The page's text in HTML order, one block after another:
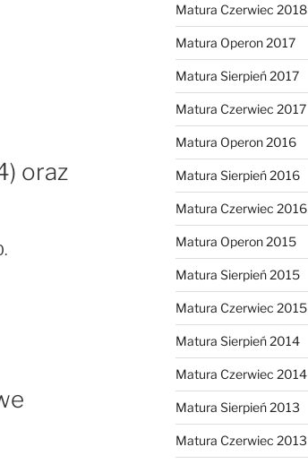
oraz
Matura Czerwiec 2018
Matura Operon 2017
Matura Sierpień 2017
Matura Czerwiec 2017
Matura Operon 2016
Matura Sierpień 2016
Matura Czerwiec 2016
Matura Operon 2015
Matura Sierpień 2015
Matura Czerwiec 2015
Matura Sierpień 2014
Matura Czerwiec 2014
Matura Sierpień 2013
Matura Czerwiec 2013